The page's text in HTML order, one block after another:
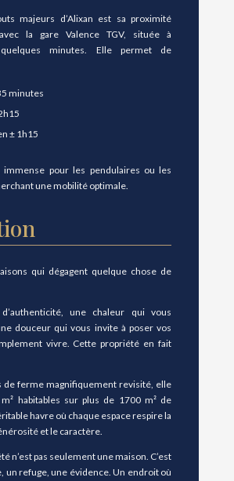
majeurs d’Alixan est sa proximité
la gare Valence TGV, située à
minutes. Elle permet de
minutes
± 1h15
immense pour les pendulaires ou les
une mobilité optimale.
qui dégagent quelque chose de
une chaleur qui vous
douceur qui vous invite à poser vos
vivre. Cette propriété en fait
de ferme magnifiquement revisité, elle
habitables sur plus de 1700 m² de
havre où chaque espace respire la
et le caractère.
n’est pas seulement une maison. C’est
un refuge, une évidence. Un endroit où